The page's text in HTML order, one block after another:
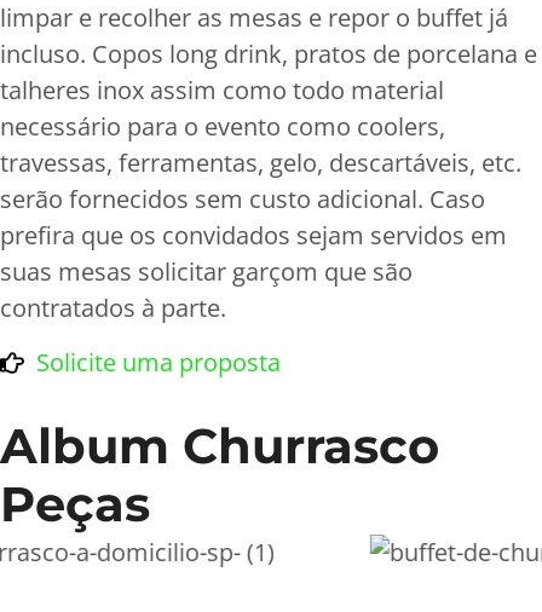
limpar e recolher as mesas e repor o buffet já
incluso. Copos long drink, pratos de porcelana e
talheres inox assim como todo material
necessário para o evento como coolers,
travessas, ferramentas, gelo, descartáveis, etc.
serão fornecidos sem custo adicional. Caso
prefira que os convidados sejam servidos em
suas mesas solicitar garçom que são
contratados à parte.
Solicite uma proposta
Album Churrasco
Peças